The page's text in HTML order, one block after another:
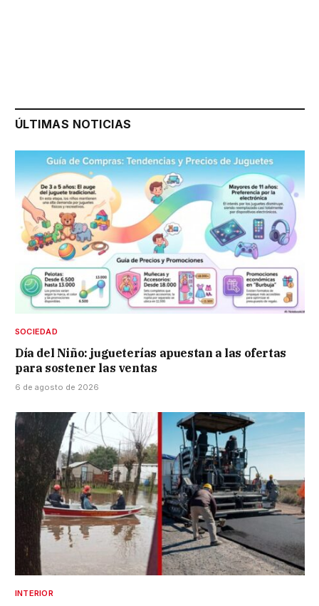
ÚLTIMAS NOTICIAS
SOCIEDAD
Día del Niño: jugueterías apuestan a las ofertas
para sostener las ventas
6 de agosto de 2026
INTERIOR